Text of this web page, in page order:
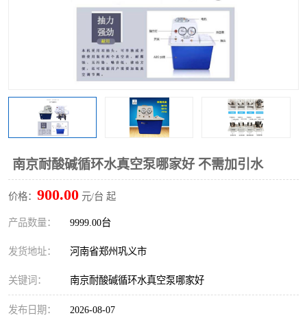
南京耐酸碱循环水真空泵哪家好 不需加引水
价格： 900.00 元/台 起
产品数量： 9999.00台
发货地址： 河南省郑州巩义市
关键词： 南京耐酸碱循环水真空泵哪家好
发布日期： 2026-08-07
电动搅拌器